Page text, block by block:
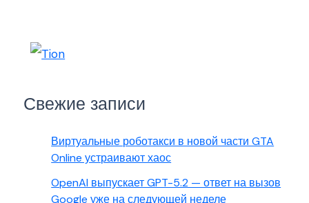
Свежие записи
Виртуальные роботакси в новой части GTA
Online устраивают хаос
OpenAI выпускает GPT-5.2 — ответ на вызов
Google уже на следующей неделе